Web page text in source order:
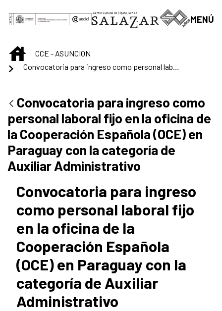
Saltar al contenido principal
MENÚ
INICIOCCE - ASUNCION
Convocatoria para ingreso como
personal laboral fijo en la oficina de
la Cooperación Española (OCE) en
Paraguay con la categoría de
Auxiliar Administrativo
Convocatoria para ingreso
como personal laboral fijo
en la oficina de la
Cooperación Española
(OCE) en Paraguay con la
categoría de Auxiliar
Administrativo